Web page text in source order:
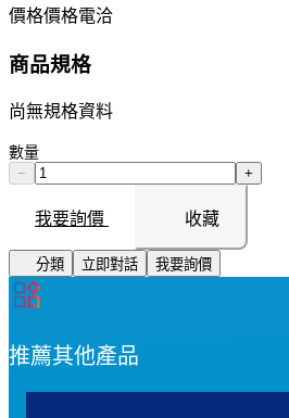
價格價格電洽
商品規格
尚無規格資料
數量
− +
我要詢價 收藏
分類 立即對話 我要詢價
推薦其他產品